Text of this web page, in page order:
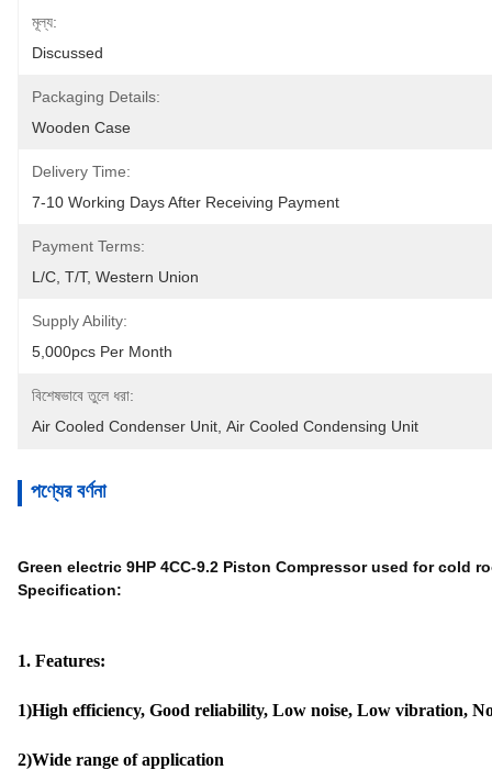
মূল্য:
Discussed
Packaging Details:
Wooden Case
Delivery Time:
7-10 Working Days After Receiving Payment
Payment Terms:
L/C, T/T, Western Union
Supply Ability:
5,000pcs Per Month
বিশেষভাবে তুলে ধরা:
Air Cooled Condenser Unit Air Cooled Condensing Unit
পণ্যের বর্ণনা
Green electric 9HP 4CC-9.2 Piston Compressor used for cold
Specification:
1. Features:
1)High efficiency, Good reliability, Low noise, Low vibration,
2)Wide range of application